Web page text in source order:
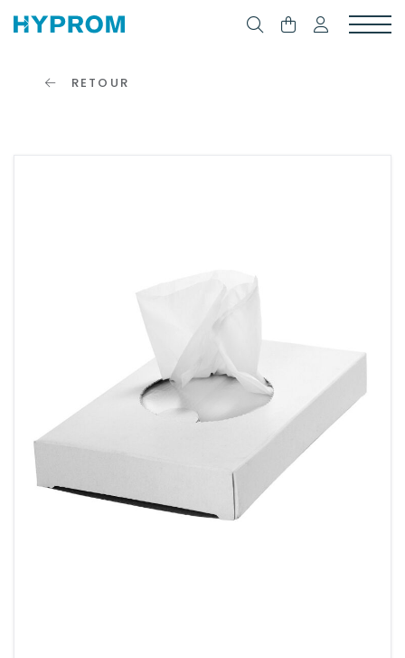
RETOUR
CONNECTER
E-mail